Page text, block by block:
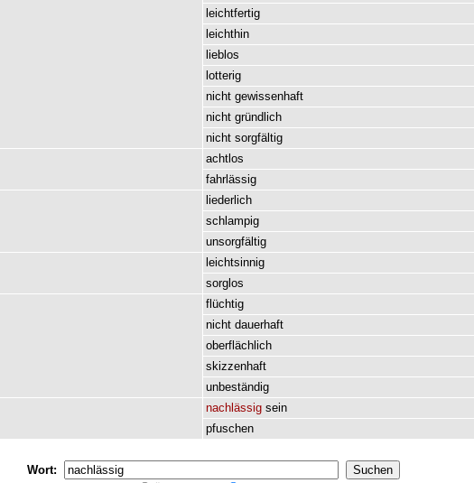
leichtfertig
leichthin
lieblos
lotterig
nicht gewissenhaft
nicht gründlich
nicht sorgfältig
achtlos
fahrlässig
liederlich
schlampig
unsorgfältig
leichtsinnig
sorglos
flüchtig
nicht dauerhaft
oberflächlich
skizzenhaft
unbeständig
nachlässig sein
pfuschen
Wort: